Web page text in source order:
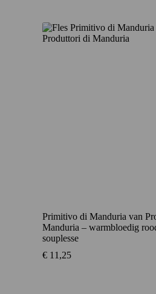
Primitivo di Manduria van
Manduria – warmbloedig
souplesse
€ 11,25